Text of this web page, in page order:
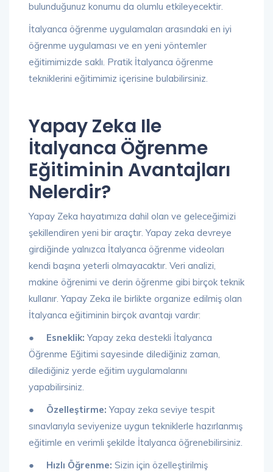
bulunduğunuz konumu da olumlu etkileyecektir.
İtalyanca öğrenme uygulamaları arasındaki en iyi
öğrenme uygulaması ve en yeni yöntemler
eğitimimizde saklı. Pratik İtalyanca öğrenme
tekniklerini eğitimimiz içerisine bulabilirsiniz.
Yapay Zeka Ile
İtalyanca Öğrenme
Eğitiminin Avantajları
Nelerdir?
Yapay Zeka hayatımıza dahil olan ve geleceğimizi
şekillendiren yeni bir araçtır. Yapay zeka devreye
girdiğinde yalnızca İtalyanca öğrenme videoları
kendi başına yeterli olmayacaktır. Veri analizi,
makine öğrenimi ve derin öğrenme gibi birçok teknik
kullanır. Yapay Zeka ile birlikte organize edilmiş olan
İtalyanca eğitiminin birçok avantajı vardır:
● Esneklik: Yapay zeka destekli İtalyanca
Öğrenme Eğitimi sayesinde dilediğiniz zaman,
dilediğiniz yerde eğitim uygulamalarını
yapabilirsiniz.
● Özelleştirme: Yapay zeka seviye tespit
sınavlarıyla seviyenize uygun tekniklerle hazırlanmış
eğitimle en verimli şekilde İtalyanca öğrenebilirsiniz.
● Hızlı Öğrenme: Sizin için özelleştirilmiş